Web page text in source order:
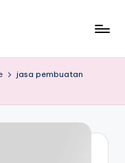
jasa pembuatan